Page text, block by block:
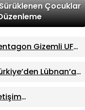
Çocuklar
Gizemli UFO
Yeni Dosya Erişime
Lübnan’a
Yoluna Dev İş